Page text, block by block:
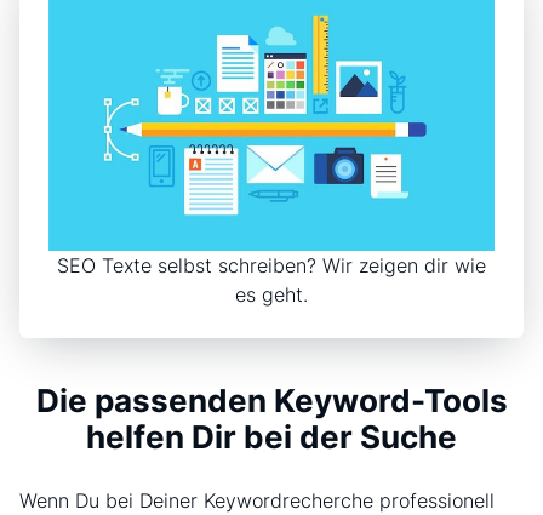
SEO Texte selbst schreiben? Wir zeigen dir wie
es geht.
Die passenden Keyword-Tools
helfen Dir bei der Suche
Wenn Du bei Deiner Keywordrecherche professionell